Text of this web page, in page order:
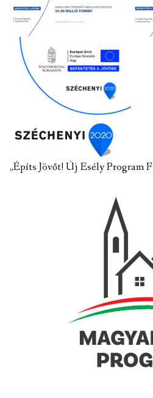
„Építs Jövőt! Új Esély Program